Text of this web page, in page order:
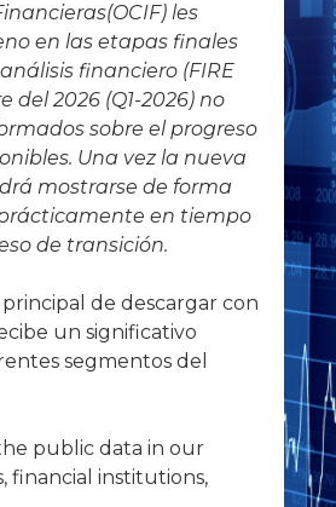
les
en las etapas finales
financiero (FIRE
2026 (Q1-2026) no
sobre el progreso
Una vez la nueva
mostrarse de forma
en tiempo
de transición.
de descargar con
un significativo
segmentos del
public data in our
financial institutions,